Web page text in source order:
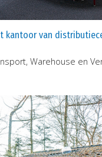
kantoor van
Warehouse en